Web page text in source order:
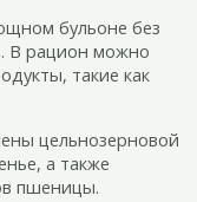
бульоне без
В рацион можно
такие как
цельнозерновой
а также
пшеницы.